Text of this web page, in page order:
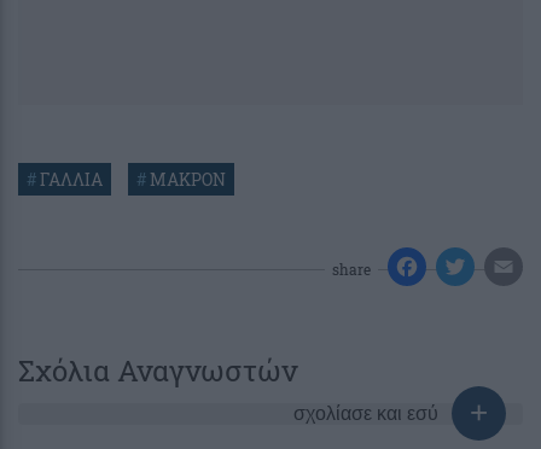
#ΓΑΛΛΙΑ # ΜΑΚΡΟΝ
share
Σχόλια Αναγνωστών
σχολίασε και εσύ